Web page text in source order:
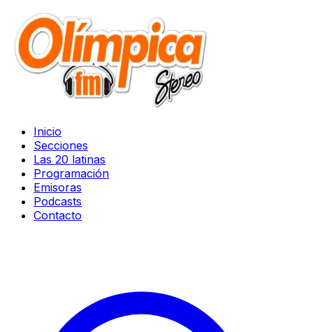
Inicio
Secciones
Las 20 latinas
Programación
Emisoras
Podcasts
Contacto